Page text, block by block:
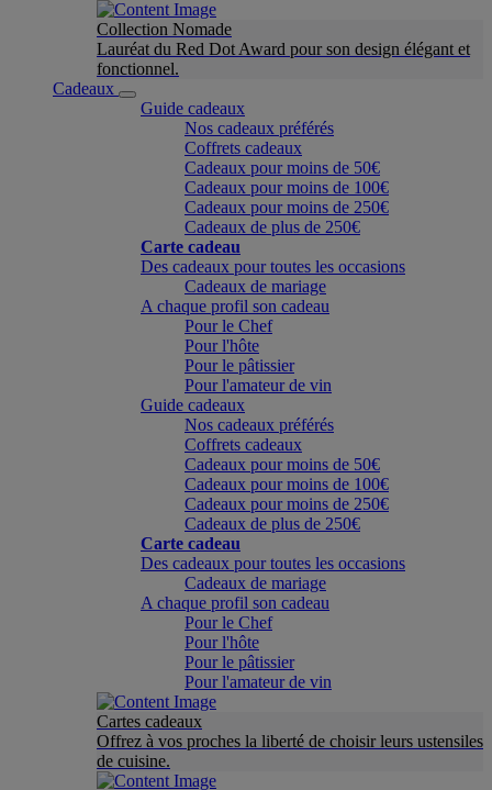
Collection Nomade
Lauréat du Red Dot Award pour son design élégant et
fonctionnel.
Cadeaux
Guide cadeaux
Nos cadeaux préférés
Coffrets cadeaux
Cadeaux pour moins de 50€
Cadeaux pour moins de 100€
Cadeaux pour moins de 250€
Cadeaux de plus de 250€
Carte cadeau
Des cadeaux pour toutes les occasions
Cadeaux de mariage
A chaque profil son cadeau
Pour le Chef
Pour l'hôte
Pour le pâtissier
Pour l'amateur de vin
Guide cadeaux
Nos cadeaux préférés
Coffrets cadeaux
Cadeaux pour moins de 50€
Cadeaux pour moins de 100€
Cadeaux pour moins de 250€
Cadeaux de plus de 250€
Carte cadeau
Des cadeaux pour toutes les occasions
Cadeaux de mariage
A chaque profil son cadeau
Pour le Chef
Pour l'hôte
Pour le pâtissier
Pour l'amateur de vin
Cartes cadeaux
Offrez à vos proches la liberté de choisir leurs ustensiles
de cuisine.